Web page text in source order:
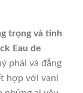
trọng và tinh
Eau de
phái và đẳng
hợp với vani